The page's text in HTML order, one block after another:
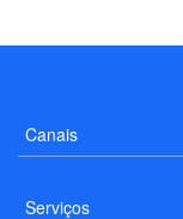
Canais
Serviços